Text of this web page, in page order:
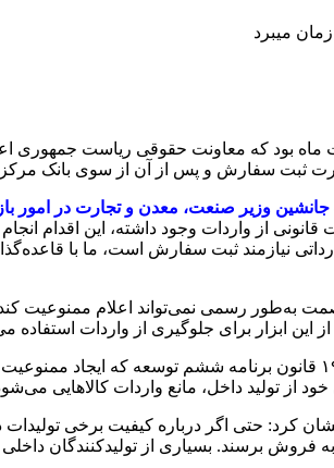
ثبت سفارش و پس از آن از سوی بانک
وزیر صنعت، معدن و تجارت در امور
از واردات وجود داشته، این اقدام
نیازمند ثبت سفارش است، ما با
به‌طور رسمی نمی‌تواند اعلام ممنوعیت
این ابزار برای جلوگیری از واردات
مفتح ضمن اشاره به ماده ۱۹ قانون برنامه ششم
از تولید داخل، مانع واردات کالاهایی
کرد: حتی اگر درباره کیفیت برخی تولیدات
به فروش برسند. بسیاری از تولیدکنندگان